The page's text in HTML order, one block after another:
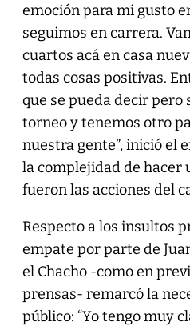
emoción para mi gusto
seguimos en carrera.
cuartos acá en casa
todas cosas positivas.
que se pueda decir pero
torneo y tenemos otro
nuestra gente”, inició el
la complejidad de hacer
fueron las acciones del
Respecto a los insultos
empate por parte de
el Chacho -como en
prensas- remarcó la
público: “Yo tengo muy